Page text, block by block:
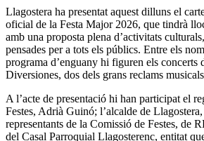
Llagostera ha presentat aquest dilluns el
oficial de la Festa Major 2026, que tindrà
amb una proposta plena d’activitats
pensades per a tots els públics. Entre els
programa d’enguany hi figuren els concerts
Diversiones, dos dels grans reclams
A l’acte de presentació hi han participat el
Festes, Adrià Guinó; l’alcalde de
representants de la Comissió de Festes, de
del Casal Parroquial Llagosterenc, entitat